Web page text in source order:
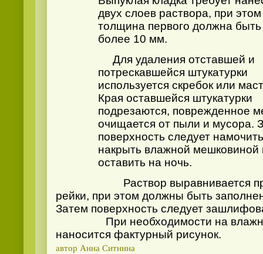
двух слоев раствора, при этом
толщина первого должна
более 10 мм.
Для удаления отставшей и
потрескавшейся штукатурки
используется скребок или
Края оставшейся штукатурки
подрезаются, поврежденное
очищается от пыли и мусора.
поверхность следует
накрыть влажной мешковиной
оставить на ночь.
Раствор выравнивается при
рейки, при этом должны быть
Затем поверхность следует
При необходимости на
наносится фактурный рисунок.
автор Анна Ситнина